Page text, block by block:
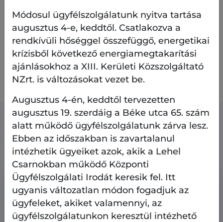
Tatai utcai parkoló - forgalomtechnikai terv
Tatai utcai parkoló - útépítési terv
Kapcsolódó tartalmak
Módosul ügyfélszolgálatunk nyitva tartása
augusztus 4-e, keddtől. Csatlakozva a
rendkívüli hőséggel összefüggő, energetikai
krízisből következő energiamegtakarítási
ajánlásokhoz a XIII. Kerületi Közszolgáltató
NZrt. is változásokat vezet be.
Augusztus 4-én, keddtől tervezetten
augusztus 19. szerdáig a Béke utca 65. szám
alatt működő ügyfélszolgálatunk zárva lesz.
Ebben az időszakban is zavartalanul
intézhetik ügyeiket azok, akik a Lehel
Csarnokban működő Központi
Ügyfélszolgálati Irodát keresik fel. Itt
ugyanis változatlan módon fogadjuk az
ügyfeleket, akiket valamennyi, az
ügyfélszolgálatunkon keresztül intézhető